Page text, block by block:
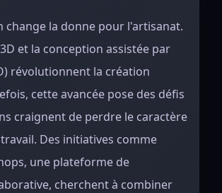
change la donne pour l'artisanat.
et la conception assistée par
révolutionnent la création
cette avancée pose des défis
craignent de perdre le caractère
Des initiatives comme
une plateforme de
cherchent à combiner